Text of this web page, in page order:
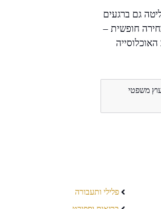
גם ברגעים
חופשית –
משפטי
פלילי ותעבורה